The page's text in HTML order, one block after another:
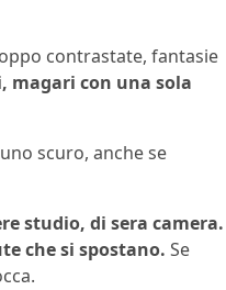
contrastate, fantasie
magari con una sola
scuro, anche se
studio, di sera camera.
che si spostano. Se